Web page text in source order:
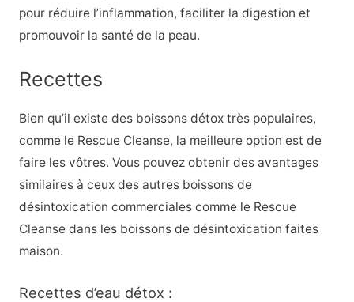
pour réduire l’inflammation, faciliter la digestion et
promouvoir la santé de la peau.
Recettes
Bien qu’il existe des boissons détox très populaires,
comme le Rescue Cleanse, la meilleure option est de
faire les vôtres. Vous pouvez obtenir des avantages
similaires à ceux des autres boissons de
désintoxication commerciales comme le Rescue
Cleanse dans les boissons de désintoxication faites
maison.
Recettes d’eau détox :